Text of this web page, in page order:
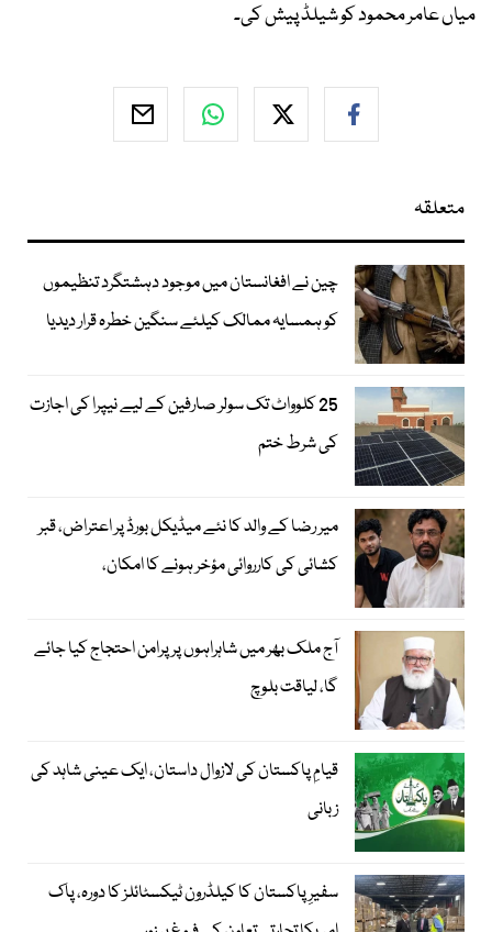
میاں عامر محمود کو شیلڈ پیش کی۔
متعلقہ
چین نے افغانستان میں موجود دہشتگرد تنظیموں
کو ہمسایہ ممالک کیلئے سنگین خطرہ قرار دیدیا
25 کلوواٹ تک سولر صارفین کے لیے نیپرا کی اجازت
کی شرط ختم
میر رضا کے والد کا نئے میڈیکل بورڈ پر اعتراض، قبر
کشائی کی کارروائی مؤخر ہونے کا امکان،
آج ملک بھر میں شاہراہوں پر پرامن احتجاج کیا جائے
گا، لیاقت بلوچ
قیامِ پاکستان کی لازوال داستان، ایک عینی شاہد کی
زبانی
سفیرِ پاکستان کا کیلڈرون ٹیکسٹائلز کا دورہ، پاک